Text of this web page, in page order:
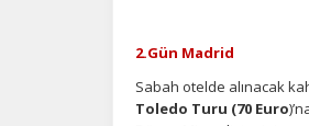
2.Gün Madrid
Sabah otelde alınacak
Toledo Turu (70 Euro